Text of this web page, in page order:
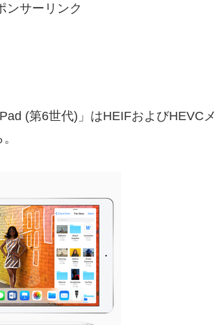
ンサーリンク
(第6世代)」はHEIFおよびHEVC